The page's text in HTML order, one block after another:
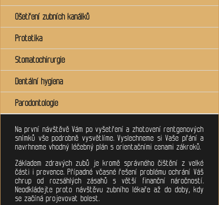
Ošetření zubních kanálků
Protetika
Stomatochirurgie
Dentální hygiena
Parodontologie
Na první návštěvě Vám po vyšetření a zhotovení rentgenových
snímků vše podrobně vysvětlíme. Vyslechneme si Vaše přání a
navrhneme vhodný léčebný plán s orientačními cenami zákroků.
Základem zdravých zubů je kromě správného čištění z velké
části i prevence. Případné včasné řešení problému ochrání Váš
chrup od rozsáhlých zásahů s větší finanční náročností.
Neodkládejte proto návštěvu zubního lékaře až do doby, kdy
se začíná projevovat bolest.